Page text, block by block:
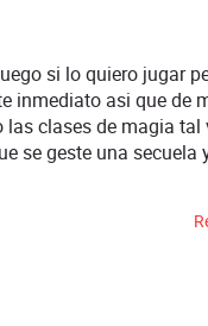
si lo quiero jugar
inmediato asi que de
clases de magia
se geste una secuela